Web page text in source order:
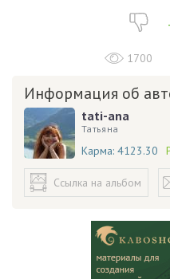
1700
Информация об
tati-ana
Татьяна
Карма: 4123.30
Ссылка на альбом